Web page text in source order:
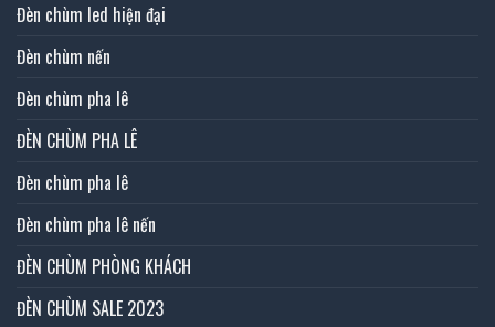
Đèn chùm led hiện đại
Đèn chùm nến
Đèn chùm pha lê
ĐÈN CHÙM PHA LÊ
Đèn chùm pha lê
Đèn chùm pha lê nến
ĐÈN CHÙM PHÒNG KHÁCH
ĐÈN CHÙM SALE 2023